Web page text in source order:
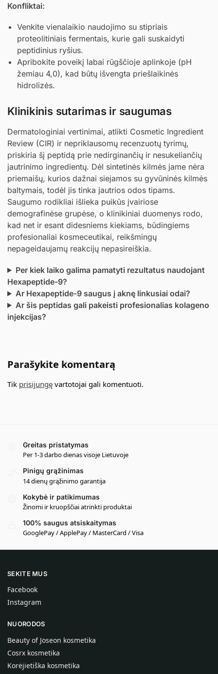
Konfliktai:
Venkite vienalaikio naudojimo su stipriais
proteolitiniais fermentais, kurie gali suskaidyti
peptidinius ryšius.
Apribokite poveikį labai rūgščioje aplinkoje (pH
žemiau 4,0), kad būtų išvengta priešlaikinės
hidrolizės.
Klinikinis sutarimas ir saugumas
Dermatologiniai vertinimai, atlikti Cosmetic Ingredient
Review (CIR) ir nepriklausomų recenzuotų tyrimų,
priskiria šį peptidą prie nedirginančių ir nesukeliančių
jautrinimo ingredientų. Dėl sintetinės kilmės jame nėra
priemaišų, kurios dažnai siejamos su gyvūninės kilmės
baltymais, todėl jis tinka jautrios odos tipams.
Saugumo rodikliai išlieka puikūs įvairiose
demografinėse grupėse, o klinikiniai duomenys rodo,
kad net ir esant didesniems kiekiams, būdingiems
profesionaliai kosmeceutikai, reikšmingų
nepageidaujamų reakcijų nepasireiškia.
Per kiek laiko galima pamatyti rezultatus naudojant
Hexapeptide-9?
Ar Hexapeptide-9 saugus į aknę linkusiai odai?
Ar šis peptidas gali pakeisti profesionalias kolageno
injekcijas?
Parašykite komentarą
Tik prisijungę vartotojai gali komentuoti.
Greitas pristatymas
Per 1-3 darbo dienas visoje Lietuvoje
Pinigų grąžinimas
14 dienų grąžinimo garantija
Kokybė ir patikimumas
Žinomi ir kruopščiai atrinkti produktai
100% saugus atsiskaitymas
GooglePay / ApplePay / MasterCard / Visa
SEKITE MUS
Facebook
Instagram
NUORODOS
Beauty of Joseon kosmetika
Cosrx kosmetika
Korėjietiška kosmetika